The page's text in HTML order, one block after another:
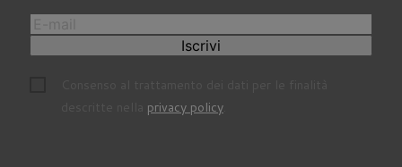
Iscrivi
privacy policy.